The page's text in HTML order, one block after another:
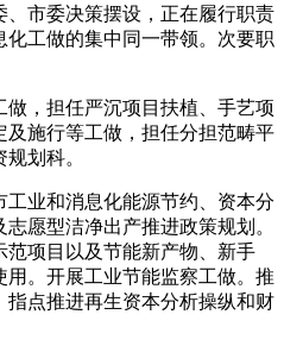
市委决策摆设，正在履行职责
工做的集中同一带领。次要职
，担任严沉项目扶植、手艺项
及施行等工做，担任分担范畴平
划科。
业和消息化能源节约、资本分
愿型洁净出产推进政策规划。
项目以及节能新产物、新手
。开展工业节能监察工做。推
点推进再生资本分析操纵和财